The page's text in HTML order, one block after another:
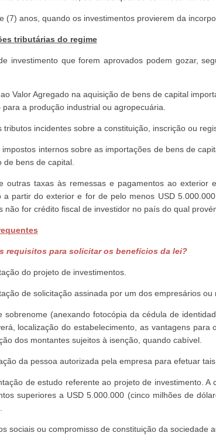
(7) anos, quando os investimentos provierem da
tributárias do regime
investimento que forem aprovados podem gozar,
Valor Agregado na aquisição de bens de capital
para a produção industrial ou agropecuária.
tributos incidentes sobre a constituição, inscrição ou
impostos internos sobre as importações de bens de
de bens de capital.
outras taxas às remessas e pagamentos ao exterior
a partir do exterior e for de pelo menos USD
não for crédito fiscal de investidor no país do qual
requisitos para solicitar os benefícios da lei?
do projeto de investimentos.
de solicitação assinada por um dos empresários
sobrenome (anexando fotocópia da cédula de
localização do estabelecimento, as vantagens
dos montantes sujeitos à isenção, quando cabível.
da pessoa autorizada pela empresa para efetuar
de estudo referente ao projeto de investimento.
superiores a USD 5.000.000 (cinco milhões de
sociais ou compromisso de constituição da sociedade